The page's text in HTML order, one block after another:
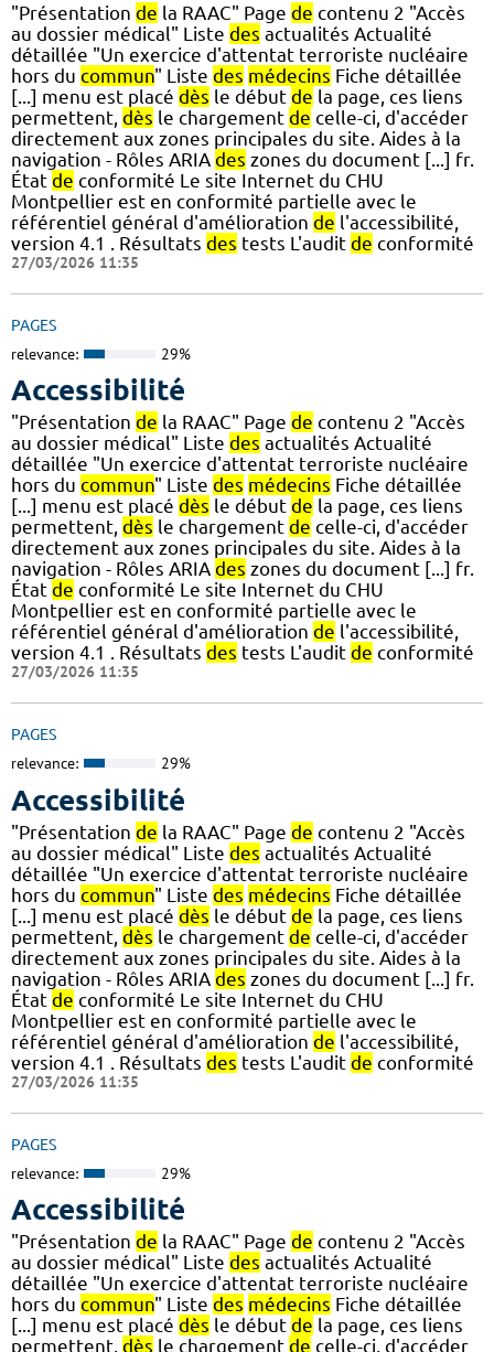
"Présentation de la RAAC" Page de contenu 2 "Accès
au dossier médical" Liste des actualités Actualité
détaillée "Un exercice d'attentat terroriste nucléaire
hors du commun" Liste des médecins Fiche détaillée
[...] menu est placé dès le début de la page, ces liens
permettent, dès le chargement de celle-ci, d'accéder
directement aux zones principales du site. Aides à la
navigation - Rôles ARIA des zones du document [...] fr.
État de conformité Le site Internet du CHU
Montpellier est en conformité partielle avec le
référentiel général d'amélioration de l'accessibilité,
version 4.1 . Résultats des tests L'audit de conformité
27/03/2026 11:35
PAGES
relevance: 29%
Accessibilité
"Présentation de la RAAC" Page de contenu 2 "Accès
au dossier médical" Liste des actualités Actualité
détaillée "Un exercice d'attentat terroriste nucléaire
hors du commun" Liste des médecins Fiche détaillée
[...] menu est placé dès le début de la page, ces liens
permettent, dès le chargement de celle-ci, d'accéder
directement aux zones principales du site. Aides à la
navigation - Rôles ARIA des zones du document [...] fr.
État de conformité Le site Internet du CHU
Montpellier est en conformité partielle avec le
référentiel général d'amélioration de l'accessibilité,
version 4.1 . Résultats des tests L'audit de conformité
27/03/2026 11:35
PAGES
relevance: 29%
Accessibilité
"Présentation de la RAAC" Page de contenu 2 "Accès
au dossier médical" Liste des actualités Actualité
détaillée "Un exercice d'attentat terroriste nucléaire
hors du commun" Liste des médecins Fiche détaillée
[...] menu est placé dès le début de la page, ces liens
permettent, dès le chargement de celle-ci, d'accéder
directement aux zones principales du site. Aides à la
navigation - Rôles ARIA des zones du document [...] fr.
État de conformité Le site Internet du CHU
Montpellier est en conformité partielle avec le
référentiel général d'amélioration de l'accessibilité,
version 4.1 . Résultats des tests L'audit de conformité
27/03/2026 11:35
PAGES
relevance: 29%
Accessibilité
"Présentation de la RAAC" Page de contenu 2 "Accès
au dossier médical" Liste des actualités Actualité
détaillée "Un exercice d'attentat terroriste nucléaire
hors du commun" Liste des médecins Fiche détaillée
[...] menu est placé dès le début de la page, ces liens
permettent, dès le chargement de celle-ci, d'accéder